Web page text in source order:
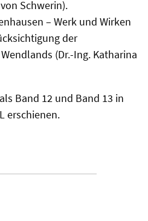
Schwerin).
– Werk und Wirken
der
(Dr.-Ing. Katharina
Band 12 und Band 13 in
erschienen.